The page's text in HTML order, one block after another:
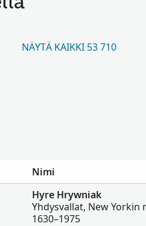
NÄYTÄ KAIKKI 53 710
Nimi
Hyre Hrywniak
Yhdysvallat, New Yorkin
1630–1975